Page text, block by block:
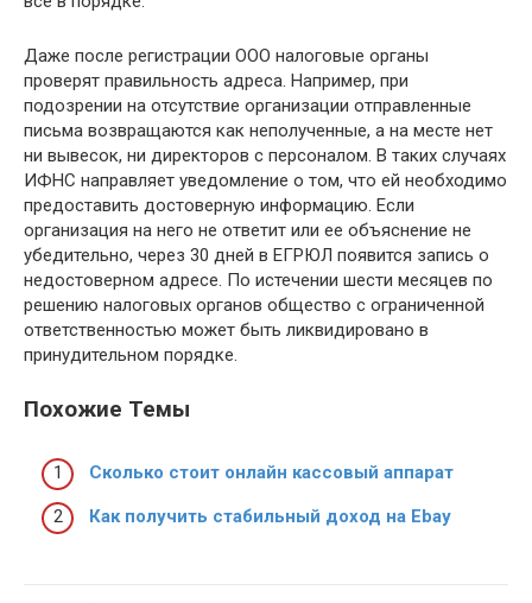
Даже после регистрации ООО налоговые органы
проверят правильность адреса. Например, при
подозрении на отсутствие организации отправленные
письма возвращаются как неполученные, а на месте нет
ни вывесок, ни директоров с персоналом. В таких случаях
ИФНС направляет уведомление о том, что ей необходимо
предоставить достоверную информацию. Если
организация на него не ответит или ее объяснение не
убедительно, через 30 дней в ЕГРЮЛ появится запись о
недостоверном адресе. По истечении шести месяцев по
решению налоговых органов общество с ограниченной
ответственностью может быть ликвидировано в
принудительном порядке.
Похожие Темы
Сколько стоит онлайн кассовый аппарат
Как получить стабильный доход на Ebay